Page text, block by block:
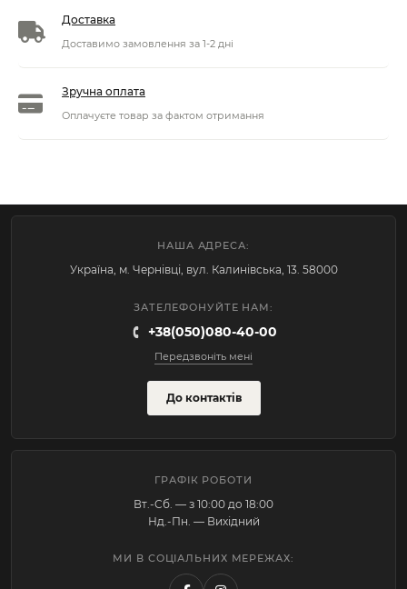
Доставка
Доставимо замовлення за 1-2 дні
Зручна оплата
Оплачуєте товар за фактом отримання
НАША АДРЕСА:
Україна, м. Чернівці, вул. Калинівська, 13. 58000
ЗАТЕЛЕФОНУЙТЕ НАМ:
+38(050)080-40-00
Передзвоніть мені
До контактів
ГРАФІК РОБОТИ
Вт.-Cб. — з 10:00 до 18:00
Нд.-Пн. — Вихідний
МИ В СОЦІАЛЬНИХ МЕРЕЖАХ: